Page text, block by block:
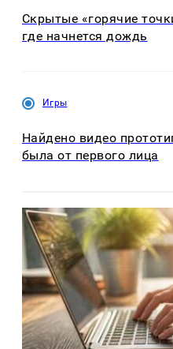
Скрытые «горячие
где начнется дождь
Игры
Найдено видео
была от первого лица